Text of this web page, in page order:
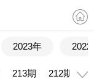
2023年 2022
213期 212期